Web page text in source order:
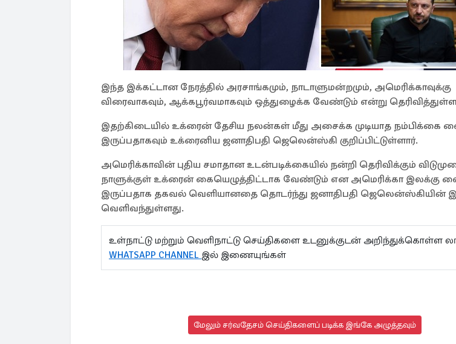
இந்த இக்கட்டான நேரத்தில் அரசாங்கமும், நாடாளுமன்றமும், அமெரிக்காவுக்கு
விரைவாகவும், ஆக்கபூர்வமாகவும் ஒத்துழைக்க வேண்டும் என்று
இதற்கிடையில் உக்ரைன் தேசிய நலன்கள் மீது அசைக்க முடியாத நம்பிக்கை
இருப்பதாகவும் உக்ரைனிய ஜனாதிபதி ஜெலென்ஸ்கி குறிப்பிட்டுள்ளார்.
அமெரிக்காவின் புதிய சமாதான உடன்படிக்கையில் நன்றி தெரிவிக்கும்
நாளுக்குள் உக்ரைன் கையெழுத்திட்டாக வேண்டும் என அமெரிக்கா இலக்கு
இருப்பதாக தகவல் வெளியானதை தொடர்ந்து ஜனாதிபதி ஜெலென்ஸ்கியின்
வெளிவந்துள்ளது.
உள்நாட்டு மற்றும் வெளிநாட்டு செய்திகளை உடனுக்குடன் அறிந்துக்கொள்ள
WHATSAPP CHANNEL இல் இணையுங்கள்
மேலும் சர்வதேசம் செய்திகளைப் படிக்க இங்கே அழுத்தவும்